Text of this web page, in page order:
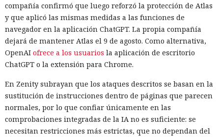
compañía confirmó que luego reforzó la protección de Atlas
y que aplicó las mismas medidas a las funciones de
navegador en la aplicación ChatGPT. La propia compañía
dejará de mantener Atlas el 9 de agosto. Como alternativa,
OpenAI ofrece a los usuarios la aplicación de escritorio
ChatGPT o la extensión para Chrome.
En Zenity subrayan que los ataques descritos se basan en la
sustitución de instrucciones dentro de páginas que parecen
normales, por lo que confiar únicamente en las
comprobaciones integradas de la IA no es suficiente: se
necesitan restricciones más estrictas, que no dependan del